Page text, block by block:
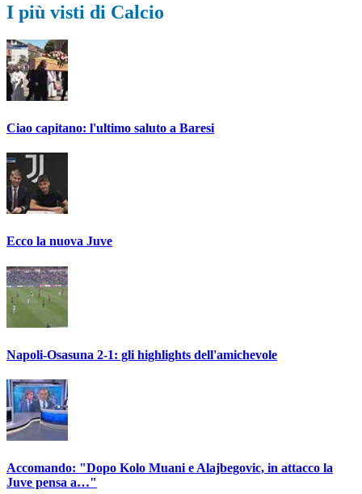
I più visti di Calcio
Ciao capitano: l'ultimo saluto a Baresi
Ecco la nuova Juve
Napoli-Osasuna 2-1: gli highlights dell'amichevole
Accomando: "Dopo Kolo Muani e Alajbegovic, in attacco la
Juve pensa a…"